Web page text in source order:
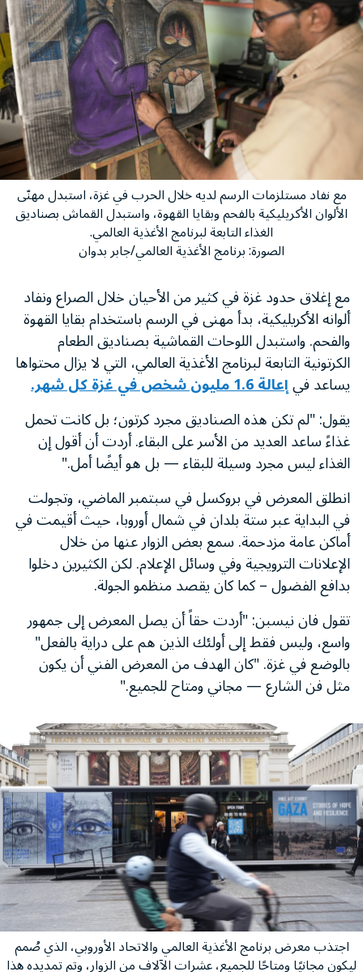
مع نفاد مستلزمات الرسم لديه خلال الحرب في غزة، استبدل مهنّى
الألوان الأكريليكية بالفحم وبقايا القهوة، واستبدل القماش بصناديق
الغذاء التابعة لبرنامج الأغذية العالمي.
الصورة: برنامج الأغذية العالمي/جابر بدوان
مع إغلاق حدود غزة في كثير من الأحيان خلال الصراع ونفاد
ألوانه الأكريليكية، بدأ مهنى في الرسم باستخدام بقايا القهوة
والفحم. واستبدل اللوحات القماشية بصناديق الطعام
الكرتونية التابعة لبرنامج الأغذية العالمي، التي لا يزال محتواها
يساعد فيإعالة 1.6 مليون شخص في غزة كل شهر.
يقول: "لم تكن هذه الصناديق مجرد كرتون؛ بل كانت تحمل
غذاءً ساعد العديد من الأسر على البقاء. أردت أن أقول إن
الغذاء ليس مجرد وسيلة للبقاء — بل هو أيضًا أمل."
انطلق المعرض في بروكسل في سبتمبر الماضي، وتجولت
في البداية عبر ستة بلدان في شمال أوروبا، حيث أقيمت في
أماكن عامة مزدحمة. سمع بعض الزوار عنها من خلال
الإعلانات الترويجية وفي وسائل الإعلام. لكن الكثيرين دخلوا
بدافع الفضول – كما كان يقصد منظمو الجولة.
تقول فان نيسبن: "أردت حقاً أن يصل المعرض إلى جمهور
واسع، وليس فقط إلى أولئك الذين هم على دراية بالفعل"
بالوضع في غزة. "كان الهدف من المعرض الفني أن يكون
مثل فن الشارع — مجاني ومتاح للجميع."
اجتذب معرض برنامج الأغذية العالمي والاتحاد الأوروبي، الذي صُمم
ليكون مجانيًا ومتاحًا للجميع، عشرات الآلاف من الزوار، وتم تمديده هذا